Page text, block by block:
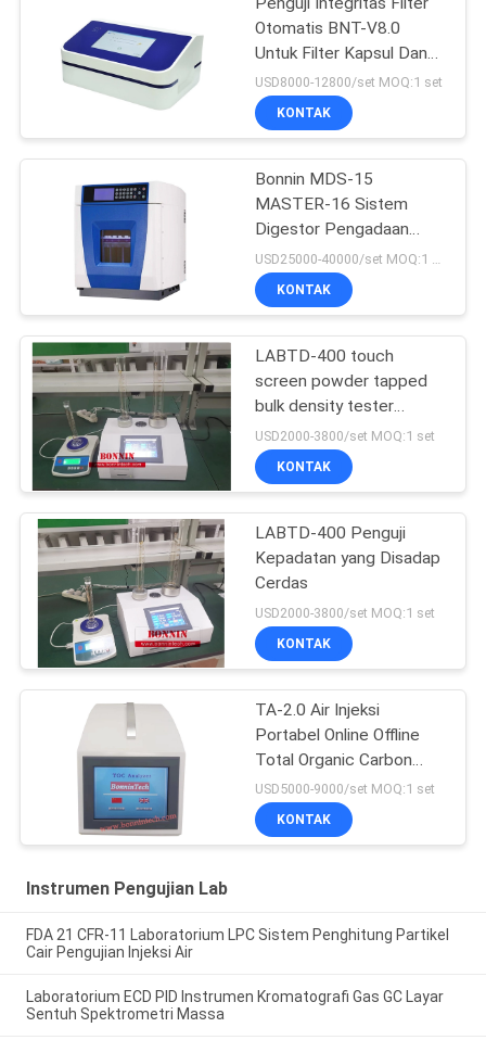
Otomatis BNT-V8.0
Untuk Filter Kapsul Dan
Membran Ultrafiltrasi
USD8000-12800/set MOQ:1 set
KONTAK
Bonnin MDS-15
MASTER-16 Sistem
Digestor Pengadaan
Sampel
USD25000-40000/set MOQ:1 set
KONTAK
LABTD-400 touch
screen powder tapped
bulk density tester
(penguji kepadatan besar
bubuk)
USD2000-3800/set MOQ:1 set
KONTAK
LABTD-400 Penguji
Kepadatan yang Disadap
Cerdas
USD2000-3800/set MOQ:1 set
KONTAK
TA-2.0 Air Injeksi
Portabel Online Offline
Total Organic Carbon
Analyzer TOC Tester
USD5000-9000/set MOQ:1 set
KONTAK
Instrumen Pengujian Lab
FDA 21 CFR-11 Laboratorium LPC Sistem Penghitung Partikel
Cair Pengujian Injeksi Air
Laboratorium ECD PID Instrumen Kromatografi Gas GC Layar
Sentuh Spektrometri Massa